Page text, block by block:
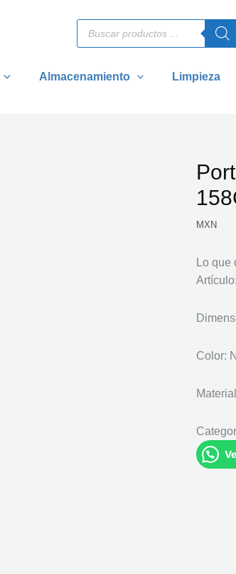
Búsqueda
de
productos
Almacenamiento Limpieza
MXN
Lo que
Color: